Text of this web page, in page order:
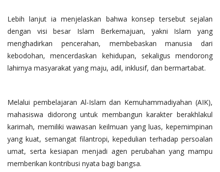
Lebih lanjut ia menjelaskan bahwa konsep tersebut sejalan
dengan visi besar Islam Berkemajuan, yakni Islam yang
menghadirkan pencerahan, membebaskan manusia dari
kebodohan, mencerdaskan kehidupan, sekaligus mendorong
lahirnya masyarakat yang maju, adil, inklusif, dan bermartabat.
Melalui pembelajaran Al-Islam dan Kemuhammadiyahan (AIK),
mahasiswa didorong untuk membangun karakter berakhlakul
karimah, memiliki wawasan keilmuan yang luas, kepemimpinan
yang kuat, semangat filantropi, kepedulian terhadap persoalan
umat, serta kesiapan menjadi agen perubahan yang mampu
memberikan kontribusi nyata bagi bangsa.